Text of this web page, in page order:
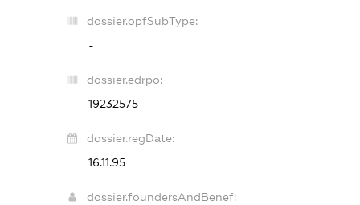
dossier.opfSubType:
-
dossier.edrpo:
19232575
dossier.regDate:
16.11.95
dossier.foundersAndBenef: